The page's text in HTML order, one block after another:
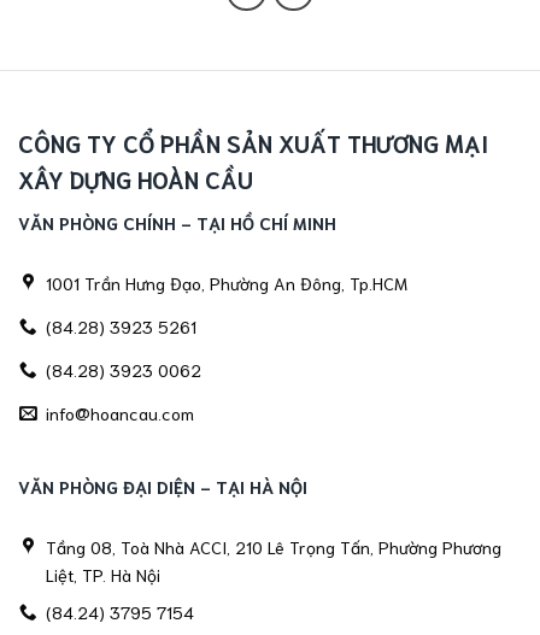
CÔNG TY CỔ PHẦN SẢN XUẤT THƯƠNG MẠI
XÂY DỰNG HOÀN CẦU
VĂN PHÒNG CHÍNH - TẠI HỒ CHÍ MINH
1001 Trần Hưng Đạo, Phường An Đông, Tp.HCM
(84.28) 3923 5261
(84.28) 3923 0062
info@hoancau.com
VĂN PHÒNG ĐẠI DIỆN - TẠI HÀ NỘI
Tầng 08, Toà Nhà ACCI, 210 Lê Trọng Tấn, Phường Phương
Liệt, TP. Hà Nội
(84.24) 3795 7154